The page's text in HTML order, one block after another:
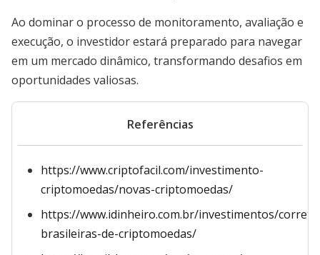
Ao dominar o processo de monitoramento, avaliação e
execução, o investidor estará preparado para navegar
em um mercado dinâmico, transformando desafios em
oportunidades valiosas.
Referências
https://www.criptofacil.com/investimento-
criptomoedas/novas-criptomoedas/
https://www.idinheiro.com.br/investimentos/
brasileiras-de-criptomoedas/